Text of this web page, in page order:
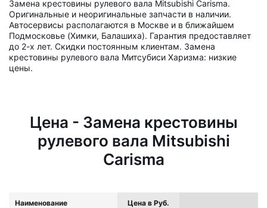
Замена крестовины рулевого вала Mitsubishi Carisma.
Оригинальные и неоригинальные запчасти в наличии.
Автосервисы располагаются в Москве и в ближайшем
Подмосковье (Химки, Балашиха). Гарантия предоставляет
до 2-х лет. Скидки постоянным клиентам. Замена
крестовины рулевого вала Митсубиси Харизма: низкие
цены.
Цена - Замена крестовины
рулевого вала Mitsubishi
Carisma
Наименование Цена в Руб.